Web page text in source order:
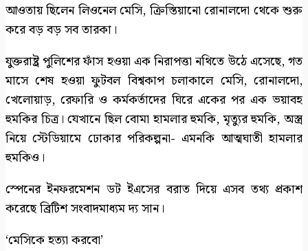
আওতায় ছিলেন লিওনেল মেসি, ক্রিস্তিয়ানো রোনালদো থেকে শুরু
করে বড় বড় সব তারকা।
যুক্তরাষ্ট্র পুলিশের ফাঁস হওয়া এক নিরাপত্তা নথিতে উঠে এসেছে, গত
মাসে শেষ হওয়া ফুটবল বিশ্বকাপ চলাকালে মেসি, রোনালদো,
খেলোয়াড়, রেফারি ও কর্মকর্তাদের ঘিরে একের পর এক ভয়াবহ
হুমকির চিত্র। যেখানে ছিল বোমা হামলার হুমকি, মৃত্যুর হুমকি, অস্ত্র
নিয়ে স্টেডিয়ামে ঢোকার পরিকল্পনা- এমনকি আত্মঘাতী হামলার
হুমকিও।
স্পেনের ইনফরমেশন ডট ইএসের বরাত দিয়ে এসব তথ্য প্রকাশ
করেছে ব্রিটিশ সংবাদমাধ্যম দ্য সান।
‘মেসিকে হত্যা করবো’